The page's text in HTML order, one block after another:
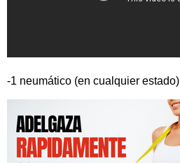
-1 neumático (en cualquier estado)